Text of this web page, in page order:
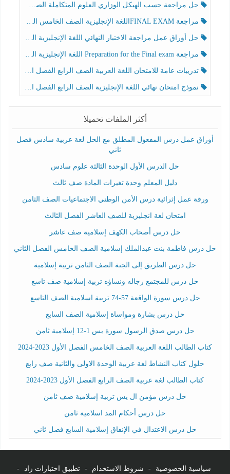
حل مراجعة حسب الهيكل الوزاري العلوم المتكاملة الصف الخامس عام الفصل الثالث
مراجعة FINAL EXAMاللغة الإنجليزية الصف الخامس الفصل الثالث
حل أوراق عمل مراجعة الاختبار النهائي اللغة الإنجليزية الصف الرابع الفصل الثالث
مراجعة Preparation for the Final exam اللغة الإنجليزية الصف الرابع الفصل الثالث
تدريبات عامة للامتحان اللغة العربية الصف الرابع الفصل الثالث
نموذج امتحان نهائي اللغة الإنجليزية الصف الرابع الفصل الثالث
أكثر الملفات تحميلا
أوراق عمل درس المفعول المطلق مع الحل لغة عربية سادس فصل
ثاني
حل الدرس الأول الوحدة الثالثة علوم سادس
دليل المعلم وحدة تغيرات المادة صف ثالث
ورقة عمل إثرائية درس الأمن الوطني الاجتماعيات الصف الثامن
امتحان لغة انجليزية للصف العاشر الفصل الثالث
حل درس أصحاب الكهف إسلامية صف عاشر
حل درس فاطمة بنت عبدالملك إسلامية الصف الخامس الفصل الثاني
حل درس الطريق إلى الجنة الصف الثامن تربية إسلامية
حل درس للمجتمع رجاله ونساؤه تربية إسلامية صف تاسع
حل درس سورة الواقعة 57-74 تربية اسلامية الصف التاسع
حل درس بشارة ومواساة إسلامية الصف السابع
حل درس صدق الرسول سورة يس 1-12 إسلامية ثامن
كتاب الطالب اللغة العربية الصف الخامس الفصل الأول 2023-2024
حلول كتاب النشاط لغة عربية الوحدة الاولى والثانية صف رابع
كتاب الطالب لغة عربية الصف الرابع الفصل الأول 2023-2024
حل درس مؤمن ال يس تربية إسلامية صف ثامن
حل درس أحكام المد اسلامية ثامن
حل درس الاعتدال في الإنفاق إسلامية السابع فصل ثاني
سياسية الخصوصية - شروط الاستخدام - تطبيق اختبارات زاد -